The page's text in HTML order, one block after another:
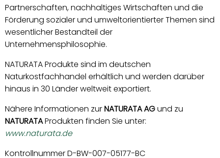
Partnerschaften, nachhaltiges Wirtschaften und die
Förderung sozialer und umweltorientierter Themen sind
wesentlicher Bestandteil der
Unternehmensphilosophie.
NATURATA Produkte sind im deutschen
Naturkostfachhandel erhältlich und werden darüber
hinaus in 30 Länder weltweit exportiert.
Nähere Informationen zur NATURATA AG und zu
NATURATAProdukten finden Sie unter:
www.naturata.de
Kontrollnummer D-BW-007-05177-BC